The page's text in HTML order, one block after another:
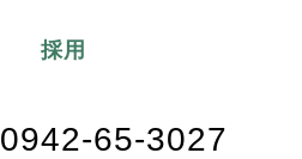
0942-65-3027
採用